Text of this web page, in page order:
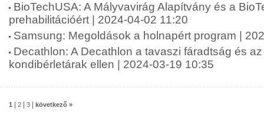
BioTechUSA: A Mályvavirág Alapítvány és a
prehabilitációért | 2024-04-02 11:20
Samsung: Megoldások a holnapért program |
Decathlon: A Decathlon a tavaszi fáradtság és
kondibérletárak ellen | 2024-03-19 10:35
1 2 3 következő »